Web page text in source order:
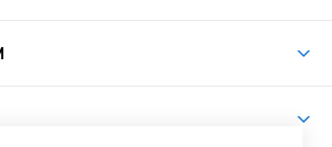
roku
údajů studentů